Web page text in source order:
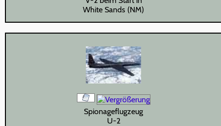
White Sands (NM)
Spionageflugzeug
U-2